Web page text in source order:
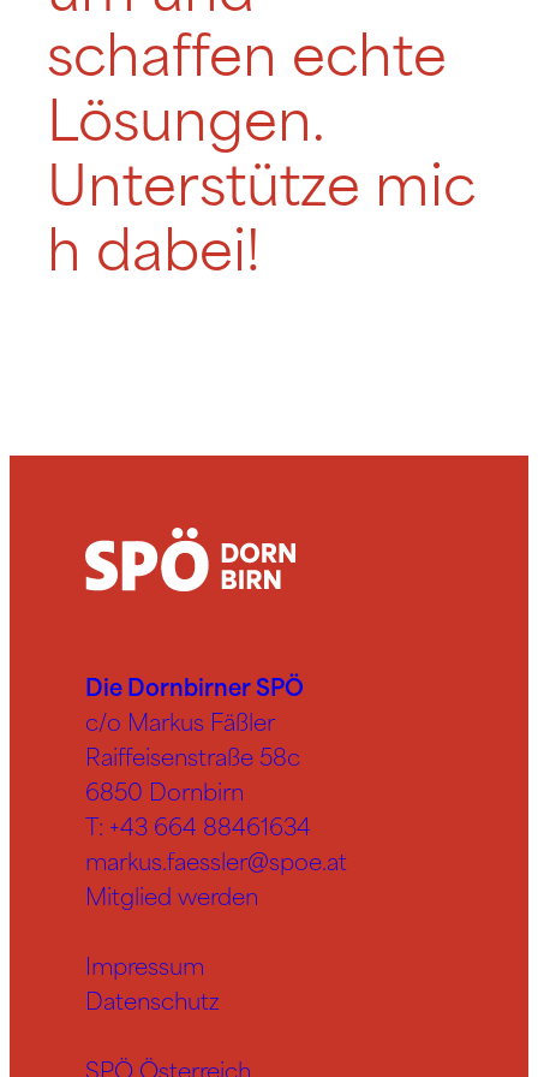
schaffen echte
Lösungen.
Unterstütze mic
h dabei!
Die Dornbirner SPÖ
c/o Markus Fäßler
Raiffeisenstraße 58c
6850 Dornbirn
T: +43 664 88461634
markus.faessler@spoe.at
Mitglied werden
Impressum
Datenschutz